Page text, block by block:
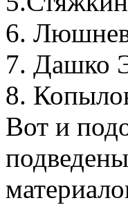
6.
7. Дашко
8.
Вот и